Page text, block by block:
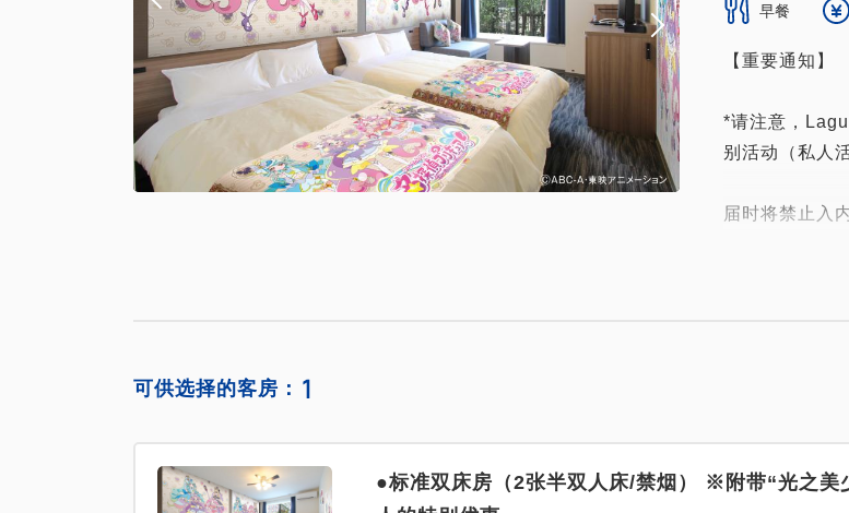
早餐
【重要通知】
*请注意，
别活动（私人
届时将禁止入内
*有关
如未登记婴儿
可供选择的客房： 1
●标准双床房（2张半双人床/禁烟） ※附带“光之美